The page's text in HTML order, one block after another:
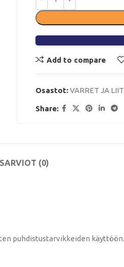
Add to compare
Osastot:VARRET JA
Share:
ARVIOT (0)
puhdistustarvikkeiden